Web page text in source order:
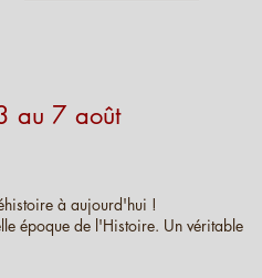
au 7 août
à aujourd'hui !
époque de l'Histoire. Un véritable